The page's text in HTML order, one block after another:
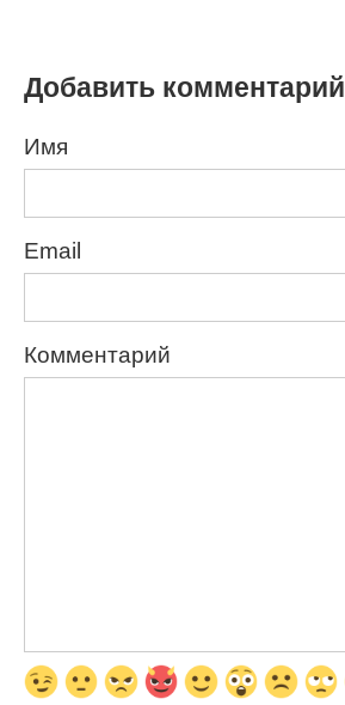
Добавить комментарий
Имя
Email
Комментарий